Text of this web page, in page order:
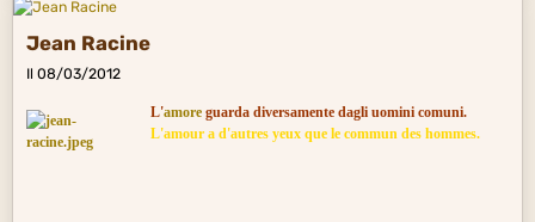
Jean Racine
Il 08/03/2012
L'amoreguarda diversamente dagli uomini comuni.
L'amour a d'autres yeux que le commun des hommes.